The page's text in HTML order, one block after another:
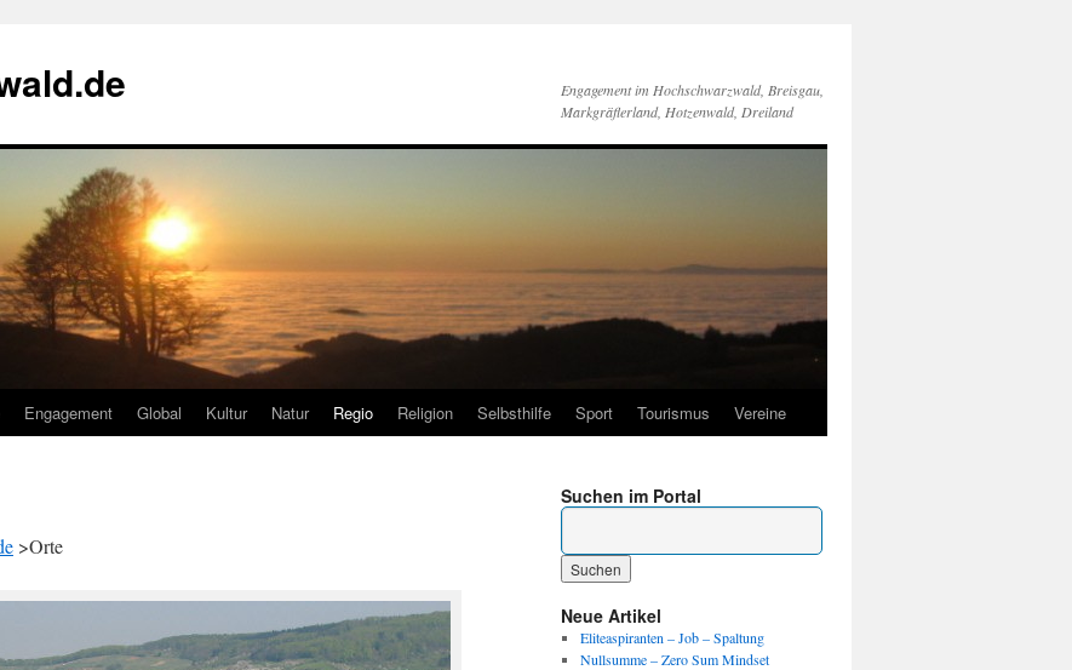
Engagement im Hochschwarzwald, Breisgau,
Markgräflerland, Hotzenwald, Dreiland
Engagement Global Kultur Natur Regio Religion Selbsthilfe Sport Tourismus Vereine
>Orte
Suchen im Portal
Neue Artikel
Eliteaspiranten – Job – Spaltung
Nullsumme – Zero Sum Mindset